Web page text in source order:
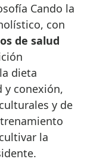
Cando la
con
de salud
dieta
y conexión,
y de
la